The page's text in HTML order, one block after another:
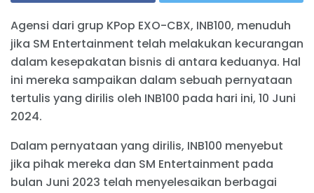
Agensi dari grup KPop EXO-CBX, INB100, menuduh
jika SM Entertainment telah melakukan kecurangan
dalam kesepakatan bisnis di antara keduanya. Hal
ini mereka sampaikan dalam sebuah pernyataan
tertulis yang dirilis oleh INB100 pada hari ini, 10 Juni
2024.
Dalam pernyataan yang dirilis, INB100 menyebut
jika pihak mereka dan SM Entertainment pada
bulan Juni 2023 telah menyelesaikan berbagai